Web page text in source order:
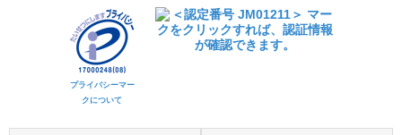
プライバシーマー
クについて